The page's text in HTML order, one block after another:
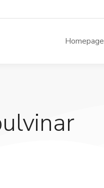
Homepage